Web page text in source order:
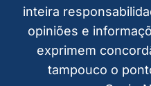
inteira
opiniões e
exprimem
tampouco o